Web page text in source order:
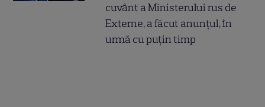
cuvânt a Ministerului rus de
Externe, a făcut anunțul, în
urmă cu puțin timp